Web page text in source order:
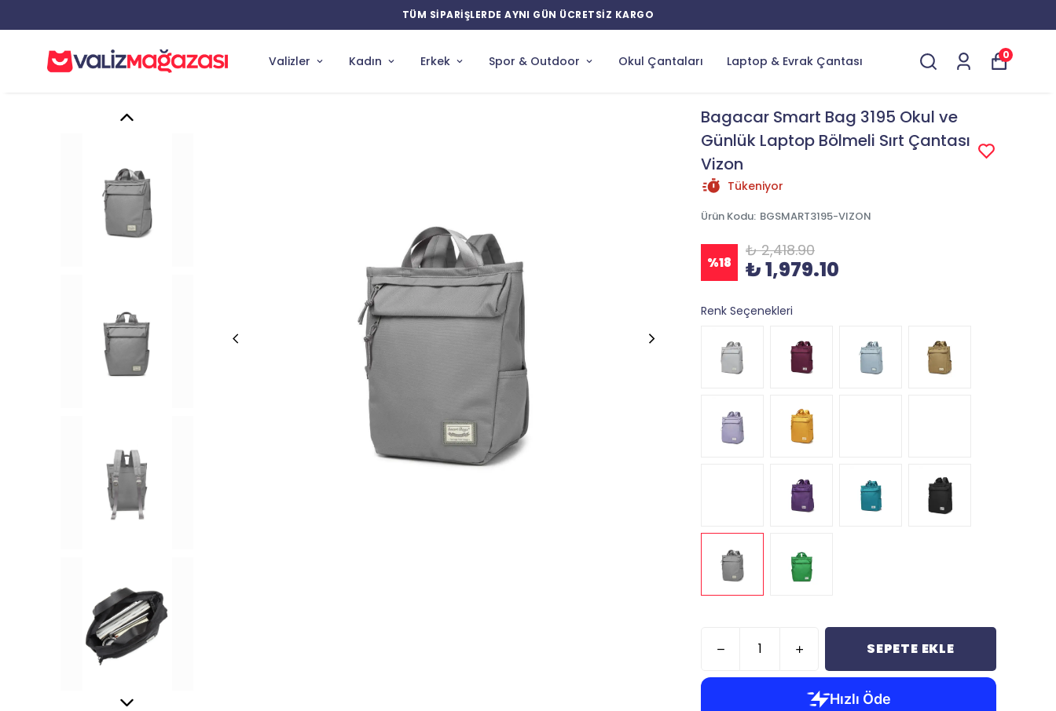
YENİ ÜRÜNLERDE ÖZEL İNDİRİMLER
Valizler Kadın Erkek Spor & Outdoor Okul Çantaları Laptop & Evrak Çantası 0
Bagacar Smart Bag 3195 Okul ve
Günlük Laptop Bölmeli Sırt Çantası
Vizon
Tükeniyor
Ürün Kodu: BGSMART3195-VIZON
%18
₺ 2,418.90
₺ 1,979.10
Renk Seçenekleri
SEPETE EKLE